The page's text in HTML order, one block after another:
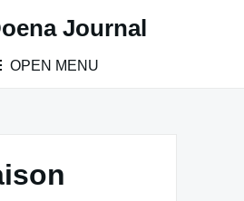
Journal
OPEN MENU